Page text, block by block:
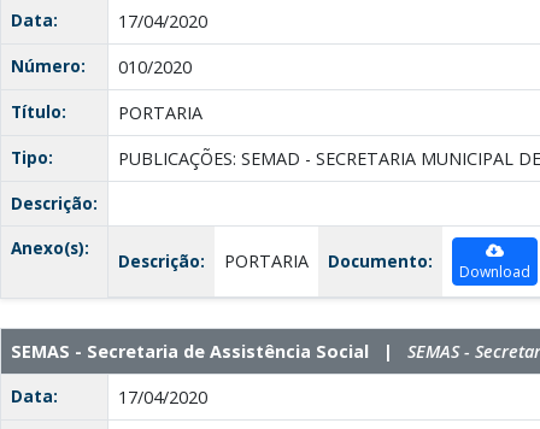
Data:
17/04/2020
Número:
010/2020
Título:
PORTARIA
Tipo:
PUBLICAÇÕES: SEMAD - SECRETARIA MUNICIPAL
Descrição:
Anexo(s):
Descrição: PORTARIA Documento: Download
SEMAS - Secretaria de Assistência Social | SEMAS -
Data:
17/04/2020